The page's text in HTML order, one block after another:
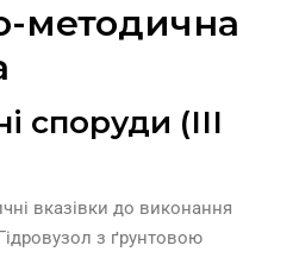
методична
споруди (ІІІ
вказівки до виконання
з ґрунтовою